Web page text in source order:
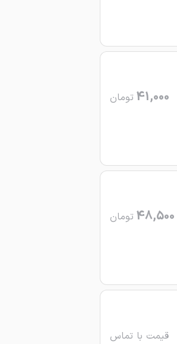
41,000 تومان
48,500 تومان
قیمت با تماس